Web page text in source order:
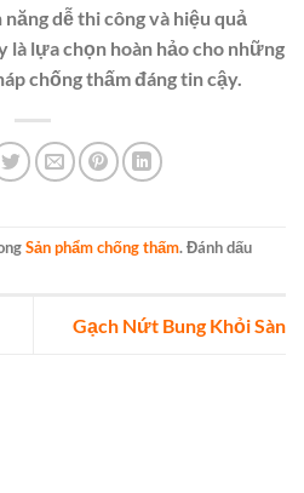
dễ thi công và hiệu quả
lựa chọn hoàn hảo cho những
chống thấm đáng tin cậy.
Sản phẩm chống thấm. Đánh dấu
Gạch Nứt Bung Khỏi Sàn